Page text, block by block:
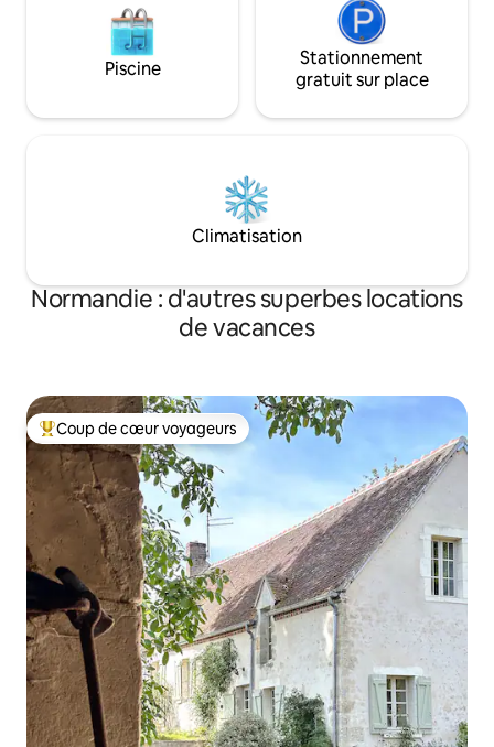
Piscine
Stationnement
gratuit sur place
Climatisation
Normandie : d'autres superbes locations
de vacances
Coups de cœur voyageurs les plus appréciés
Coup de cœur voyageurs